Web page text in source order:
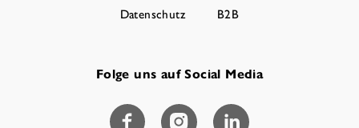
Datenschutz
B2B
Folge uns auf Social Media